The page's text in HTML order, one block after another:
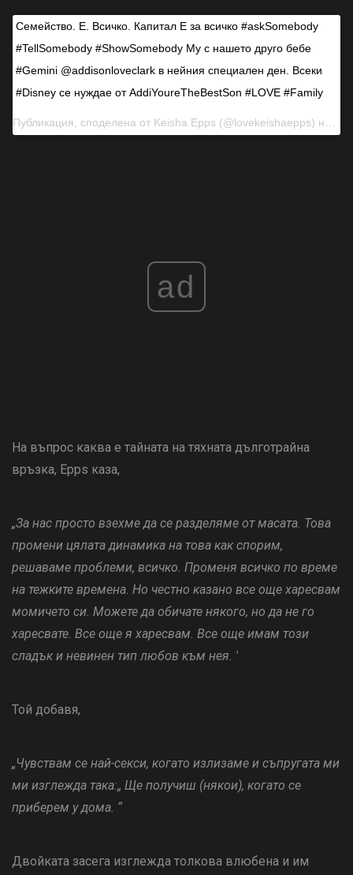
Семейство. Е. Всичко. Капитал Е за всичко #askSomebody
#TellSomebody #ShowSomebody My с нашето друго бебе
#Gemini @addisonloveclark в нейния специален ден. Всеки
#Disney се нуждае от AddiYoureTheBestSon #LOVE #Family
Публикация, споделена от Keisha Epps (@lovekeishaepps) на 6 юни 2018 г. в 15:39 ч. PDT
ad
На въпрос каква е тайната на тяхната дълготрайна
връзка, Epps каза,
„За нас просто взехме да се разделяме от масата. Това
промени цялата динамика на това как спорим,
решаваме проблеми, всичко. Променя всичко по време
на тежките времена. Но честно казано все още харесвам
момичето си. Можете да обичате някого, но да не го
харесвате. Все още я харесвам. Все още имам този
сладък и невинен тип любов към нея. '
Той добавя,
„Чувствам се най-секси, когато излизаме и съпругата ми
ми изглежда така:„ Ще получиш (някои), когато се
приберем у дома. “
Двойката засега изглежда толкова влюбена и им